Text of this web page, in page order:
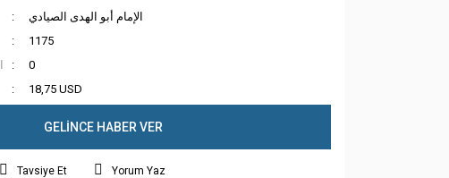
الإمام أبو الهدى الصيادي
1175
0
18,75 USD
GELİNCE HABER VER
Tavsiye Et Yorum Yaz